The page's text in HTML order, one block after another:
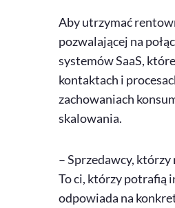
Aby utrzymać
pozwalającej na
systemówSaaS,
kontaktach i
zachowaniach
skalowania.
– Sprzedawcy, którzy
To ci, którzy potrafią
odpowiada na